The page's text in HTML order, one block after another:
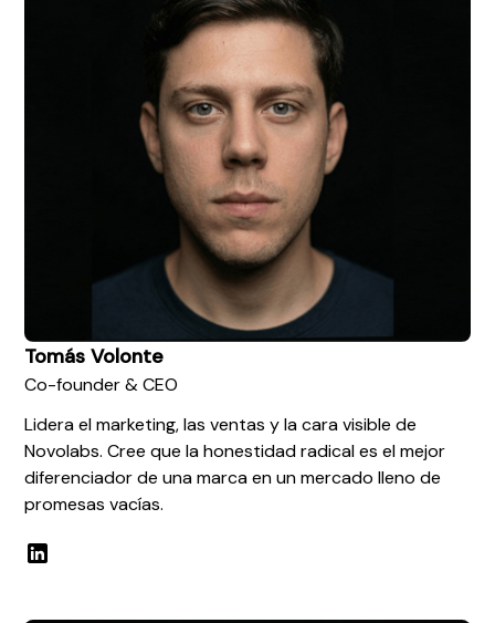
Tomás Volonte
Co-founder & CEO
Lidera el marketing, las ventas y la cara visible de
Novolabs. Cree que la honestidad radical es el mejor
diferenciador de una marca en un mercado lleno de
promesas vacías.